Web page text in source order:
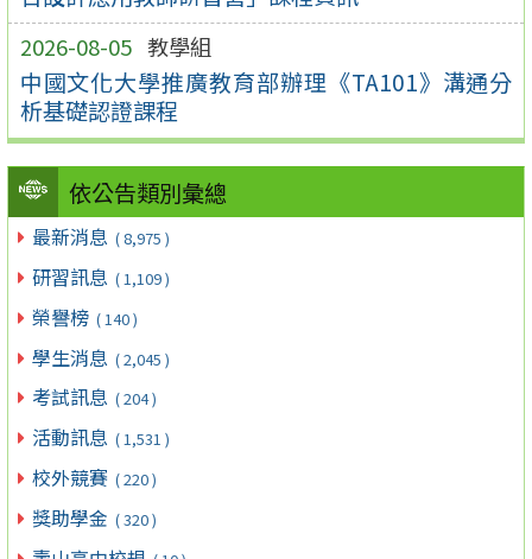
2026-08-05 教學組
中國文化大學推廣教育部辦理《TA101》溝通分
析基礎認證課程
依公告類別彙總
最新消息 ( 8,975 )
研習訊息 ( 1,109 )
榮譽榜 ( 140 )
學生消息 ( 2,045 )
考試訊息 ( 204 )
活動訊息 ( 1,531 )
校外競賽 ( 220 )
獎助學金 ( 320 )